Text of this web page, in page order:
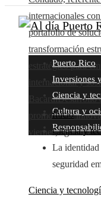
internacionales
portafolio de
transformación
estratégico para
internacional y
BacardíDesarrollo
promover la
viernes, agosto 7
Puerto Rico
Inversiones
Ciencia y
Cultura y
Inicio
Ciencia y
La identidad
seguridad
Ciencia y